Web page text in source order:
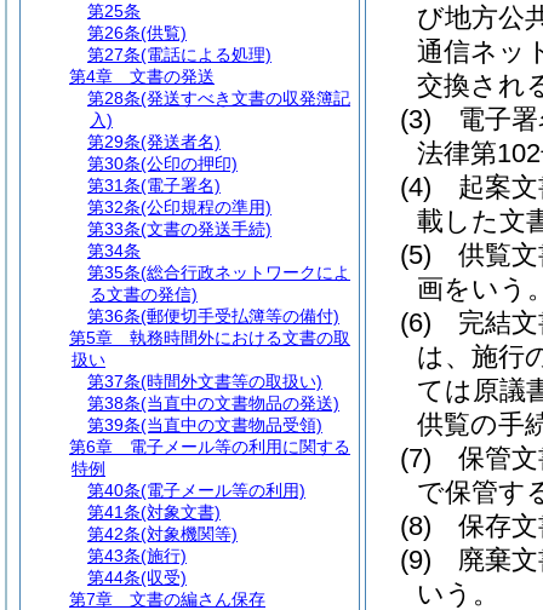
び地方公
通信ネッ
交換され
(3)
電子
法律第
(4)
起案
載した文
(5)
供覧
画をいう
(6)
完結
は、施行
ては原議
供覧の手
(7)
保管
で保管す
(8)
保存
(9)
廃棄
いう。
第25条
第26条(供覧)
第27条(電話による処理)
第4章
文書の発送
第28条(発送すべき文書の収発簿記
入)
第29条(発送者名)
第30条(公印の押印)
第31条(電子署名)
第32条(公印規程の準用)
第33条(文書の発送手続)
第34条
第35条(総合行政ネットワークによ
る文書の発信)
第36条(郵便切手受払簿等の備付)
第5章
執務時間外における文書の取
扱い
第37条(時間外文書等の取扱い)
第38条(当直中の文書物品の発送)
第39条(当直中の文書物品受領)
第6章
電子メール等の利用に関する
特例
第40条(電子メール等の利用)
第41条(対象文書)
第42条(対象機関等)
第43条(施行)
第44条(収受)
第7章
文書の編さん保存